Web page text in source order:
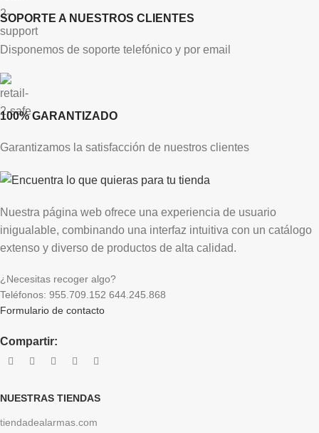
SOPORTE A NUESTROS CLIENTES
Disponemos de soporte telefónico y por email
100% GARANTIZADO
Garantizamos la satisfacción de nuestros clientes
Nuestra página web ofrece una experiencia de usuario
inigualable, combinando una interfaz intuitiva con un catálogo
extenso y diverso de productos de alta calidad.
¿Necesitas recoger algo?
Teléfonos: 955.709.152 644.245.868
Formulario de contacto
Compartir:
NUESTRAS TIENDAS
tiendadealarmas.com